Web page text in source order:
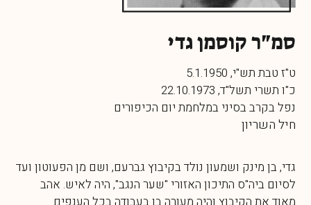
סמ"ר קוסמן גדי
ט"ז טבת תש"י, 5.1.1950
כ"ו תשרי תשל"ד, 22.10.1973
נפל בקרב בסיני במלחמת יום הכיפורים
חיל השריון
גדי, בן מינק ושמעון נולד בקיבוץ גברעם, ושם מן הפעוטון ועד
לסיום ביה"ס התיכון האזורי "שער הנגב", היה לאיש. אהב